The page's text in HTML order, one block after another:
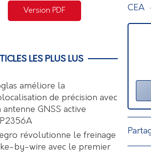
CEA
Version PDF
LES PLUS LUS
améliore la
de précision avec
antenne GNSS active
révolutionne le freinage
by-wire avec le premier